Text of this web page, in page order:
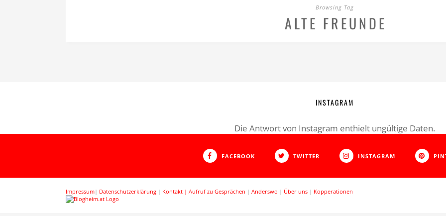
Browsing Tag
ALTE FREUNDE
INSTAGRAM
Die Antwort von Instagram enthielt ungültige Daten.
FACEBOOK TWITTER INSTAGRAM
Impressum| Datenschutzerklärung | Kontakt | Aufruf zu Gesprächen | Anderswo | Über uns | Kopperationen